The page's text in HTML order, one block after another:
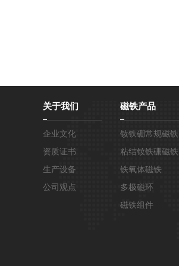
关于我们
企业文化
资质证书
生产设备
公司观点
磁铁产品
钕铁硼常规磁铁
粘结钕铁硼磁铁
铁氧体磁铁
多极磁环
磁铁组件